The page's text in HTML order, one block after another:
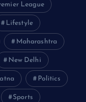
League
Lifestyle
Maharashtra
New Delhi
Politics
Sports